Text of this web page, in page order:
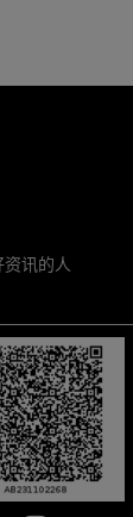
讯的人